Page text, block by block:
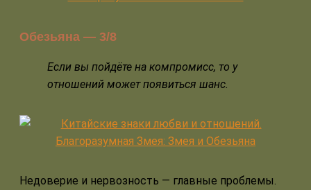
Обезьяна — 3/8
Если вы пойдёте на компромисс, то у
отношений может появиться шанс.
Недоверие и нервозность — главные проблемы.